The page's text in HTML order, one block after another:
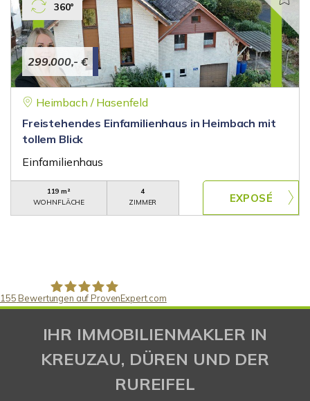
299.000,- €
360°
Heimbach / Hasenfeld
Freistehendes Einfamilienhaus in Heimbach mit
tollem Blick
Einfamilienhaus
119 m²
WOHNFLÄCHE
4
ZIMMER
Gaspar Immobilienberatung
155 Bewertungen auf ProvenExpert.com
IHR IMMOBILIENMAKLER IN
KREUZAU, DÜREN UND DER
RUREIFEL